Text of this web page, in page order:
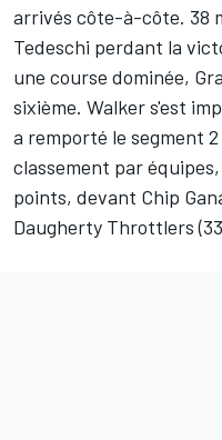
arrivés côte-à-côte. 38
Tedeschi perdant la
une course dominée,
sixième. Walker s'est
a remporté le segment
classement par
points, devant Chip
Daugherty Throttlers